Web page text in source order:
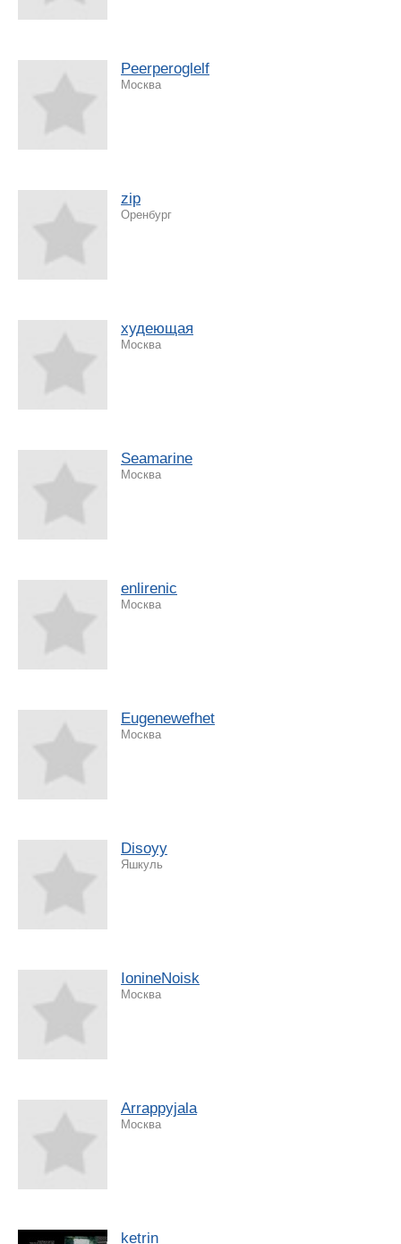
Peerperoglelf
Москва
zip
Оренбург
худеющая
Москва
Seamarine
Москва
enlirenic
Москва
Eugenewefhet
Москва
Disoyy
Яшкуль
IonineNoisk
Москва
Arrappyjala
Москва
ketrin